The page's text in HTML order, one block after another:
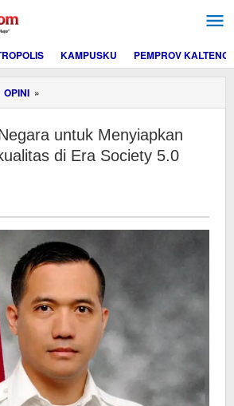
KAMPUSKU PEMPROV KALTENG
OPINI »
Bela
untuk
Menyiapkan
Generasi
Society
untuk Menyiapkan
di Era Society 5.0